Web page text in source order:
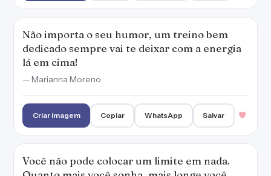
Não importa o seu humor, um treino bem
dedicado sempre vai te deixar com a energia
lá em cima!
— Marianna Moreno
Criar imagem Copiar WhatsApp Salvar
Você não pode colocar um limite em nada.